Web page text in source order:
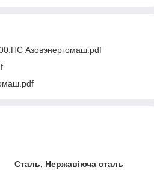
Азовэнергомаш.pdf
Сталь, Нержавіюча сталь